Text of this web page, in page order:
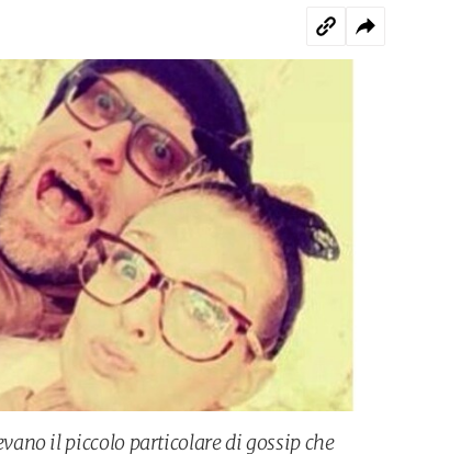
il piccolo particolare di gossip che